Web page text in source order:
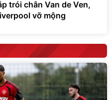
trói chân Van de Ven,
vỡ mộng